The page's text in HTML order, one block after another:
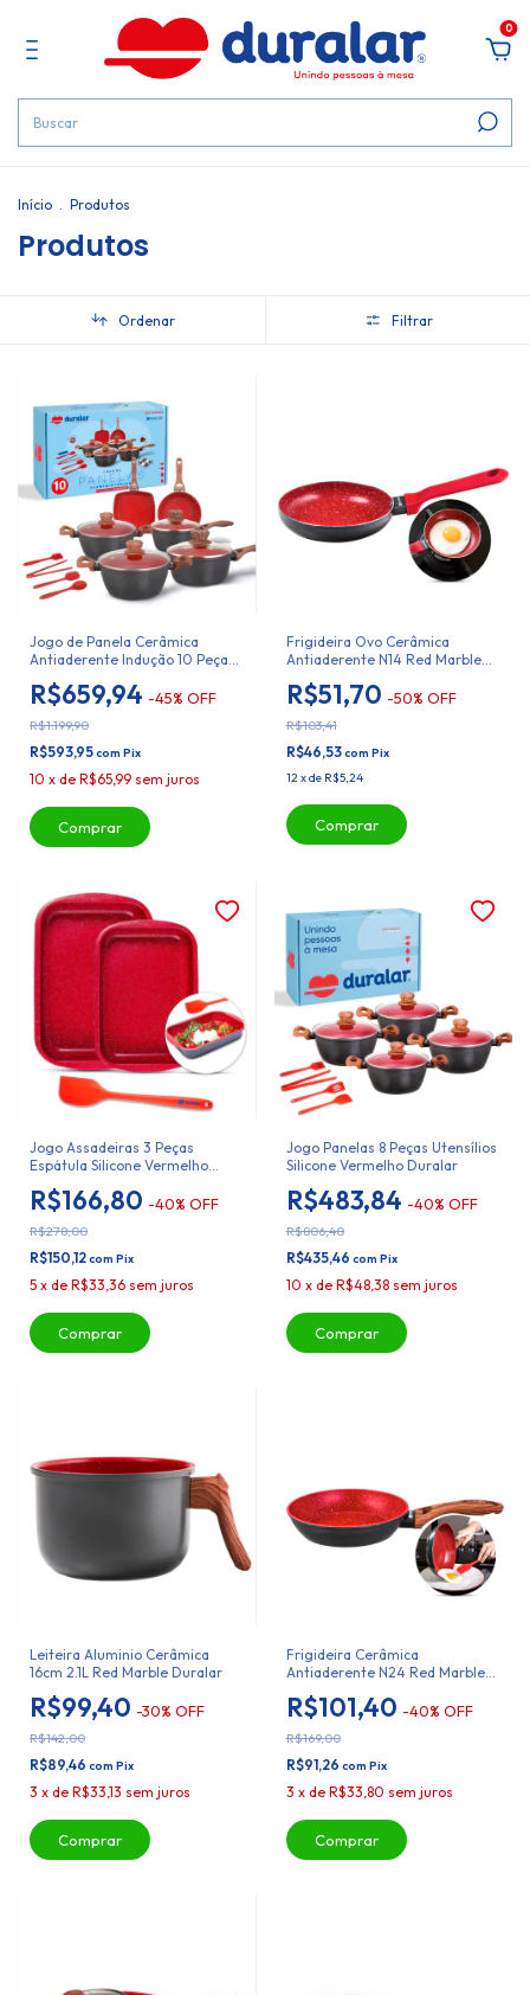
0
Início . Produtos
Produtos
Ordenar Filtrar
Jogo de Panela Cerâmica
Antiaderente Indução 10 Peças
R$659,94 -45% OFF
R$1.199,90
R$593,95com Pix
10 x de R$65,99 sem juros
Frigideira Ovo Cerâmica
Antiaderente N14 Red Marble
R$51,70 -50% OFF
R$103,41
R$46,53com Pix
12xde R$5,24
Jogo Assadeiras 3 Peças
Espátula Silicone Vermelho
R$166,80 -40% OFF
R$278,00
R$150,12com Pix
5 x de R$33,36 sem juros
Jogo Panelas 8 Peças Utensílios
Silicone Vermelho Duralar
R$483,84 -40% OFF
R$806,40
R$435,46 com Pix
10 x de R$48,38 sem juros
Leiteira Aluminio Cerâmica
16cm 2.1L Red Marble Duralar
R$99,40 -30% OFF
R$142,00
R$89,46 com Pix
3 x de R$33,13 sem juros
Frigideira Cerâmica
Antiaderente N24 Red Marble
R$101,40 -40% OFF
R$169,00
R$91,26 com Pix
3 x de R$33,80 sem juros